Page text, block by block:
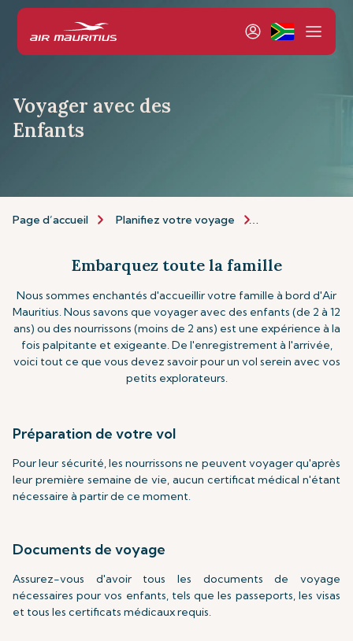
Voyager avec des
Enfants
Page d’accueil Planifiez votre voyage
Embarquez toute la famille
Nous sommes enchantés d'accueillir votre famille à bord d'Air
Mauritius. Nous savons que voyager avec des enfants (de 2 à 12
ans) ou des nourrissons (moins de 2 ans) est une expérience à la
fois palpitante et exigeante. De l'enregistrement à l'arrivée,
voici tout ce que vous devez savoir pour un vol serein avec vos
petits explorateurs.
Préparation de votre vol
Pour leur sécurité, les nourrissons ne peuvent voyager qu'après
leur première semaine de vie, aucun certificat médical n'étant
nécessaire à partir de ce moment.
Documents de voyage
Assurez-vous d'avoir tous les documents de voyage
nécessaires pour vos enfants, tels que les passeports, les visas
et tous les certificats médicaux requis.